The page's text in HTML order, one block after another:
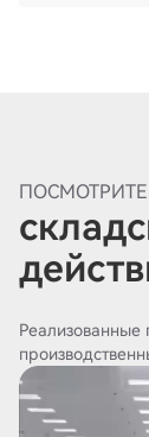
Реализованные